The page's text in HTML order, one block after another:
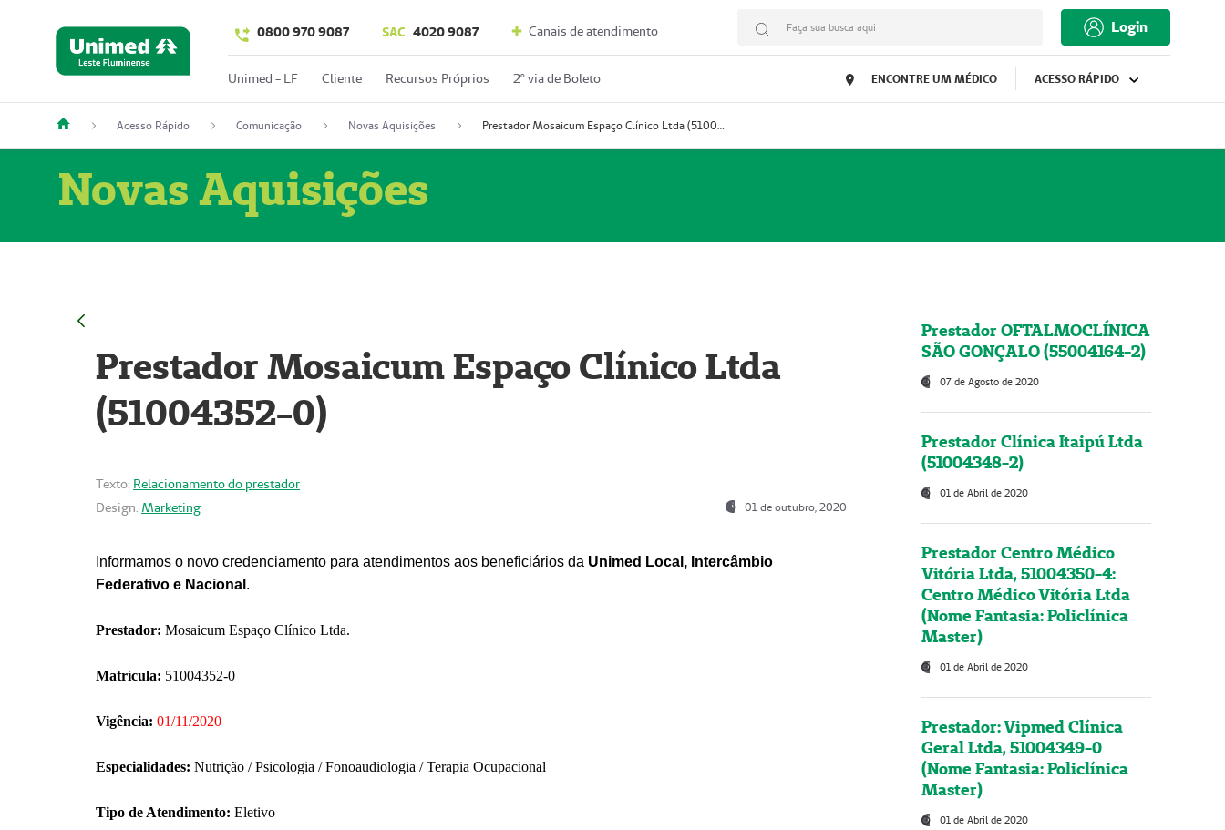
0800 970 9087 SAC 4020 9087 Canais de atendimento Faça sua busca aqui Login
Unimed - LF Cliente Recursos Próprios 2º via de Boleto ENCONTRE UM MÉDICO ACESSO RÁPIDO
Acesso Rápido Comunicação Novas Aquisições Prestador Mosaicum Espaço Clínico Ltda (51004352-0)
Novas Aquisições
Prestador Mosaicum Espaço Clínico Ltda
(51004352-0)
Texto: Relacionamento do prestador
Design: Marketing 01 de outubro, 2020
Informamos o novo credenciamento para atendimentos aos beneficiários da Unimed Local, Intercâmbio
Federativo e Nacional .
Prestador: Mosaicum Espaço Clínico Ltda.
Matrícula: 51004352-0
Vigência: 01/11/2020
Especialidades: Nutrição / Psicologia / Fonoaudiologia / Terapia Ocupacional
Tipo de Atendimento: Eletivo
Prestador OFTALMOCLÍNICA
SÃO GONÇALO (55004164-2)
07 de Agosto de 2020
Prestador Clínica Itaipú Ltda
(51004348-2)
01 de Abril de 2020
Prestador Centro Médico
Vitória Ltda, 51004350-4:
Centro Médico Vitória Ltda
(Nome Fantasia: Policlínica
Master)
01 de Abril de 2020
Prestador: Vipmed Clínica
Geral Ltda, 51004349-0
(Nome Fantasia: Policlínica
Master)
01 de Abril de 2020